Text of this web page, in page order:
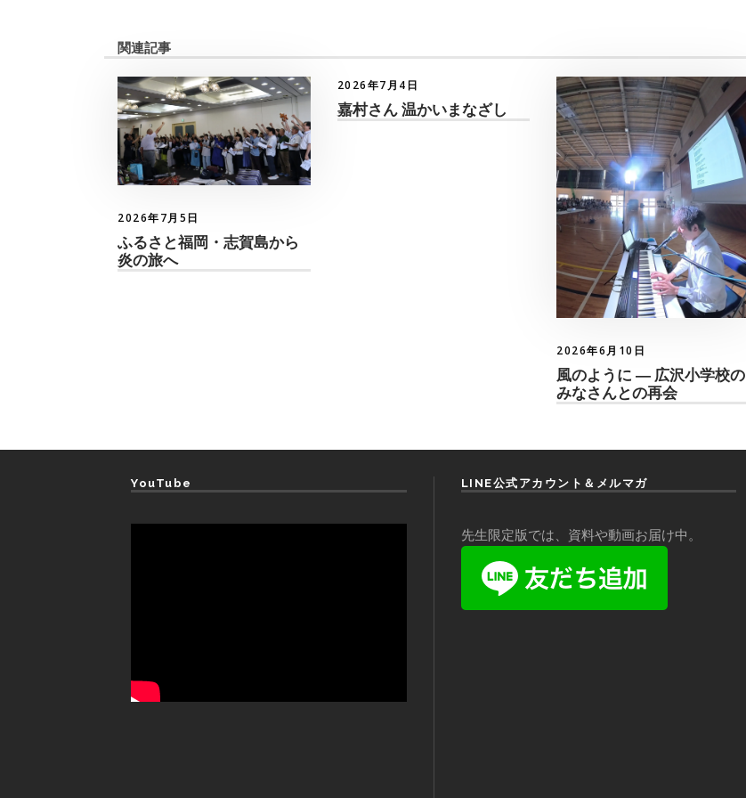
関連記事
2026年7月5日
ふるさと福岡・志賀島から
炎の旅へ
2026年7月4日
嘉村さん 温かいまなざし
2026年6月10日
風のように ― 広沢小学校の
みなさんとの再会
YouTube LINE公式アカウント＆メルマガ
先生限定版では、資料や動画お届け中。